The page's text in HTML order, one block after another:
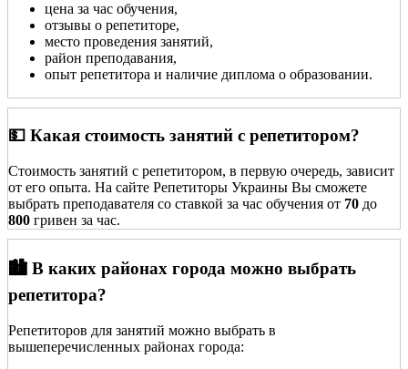
цена за час обучения,
отзывы о репетиторе,
место проведения занятий,
район преподавания,
опыт репетитора и наличие диплома о образовании.
💵 Какая стоимость занятий с репетитором?
Стоимость занятий с репетитором, в первую очередь, зависит
от его опыта. На сайте Репетиторы Украины Вы сможете
выбрать преподавателя со ставкой за час обучения от 70 до
800 гривен за час.
🏙️ В каких районах города можно выбрать
репетитора?
Репетиторов для занятий можно выбрать в
вышеперечисленных районах города: